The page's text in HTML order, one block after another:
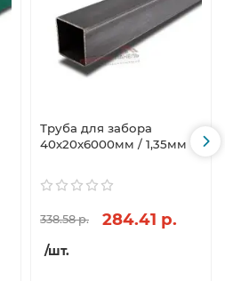
Труба для забора
40х20x6000мм / 1,35мм
338.58 р. 284.41 р.
/шт.